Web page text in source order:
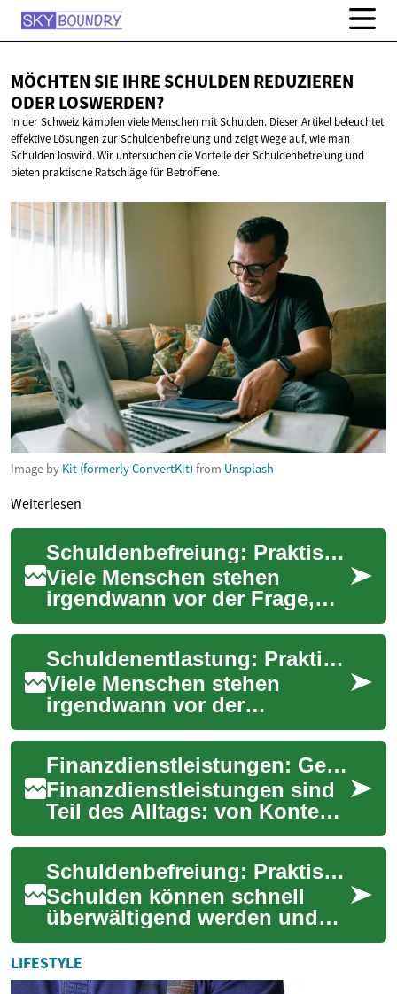
MÖCHTEN SIE IHRE SCHULDEN REDUZIEREN
ODER LOSWERDEN?
In der Schweiz kämpfen viele Menschen mit Schulden. Dieser Artikel beleuchtet
effektive Lösungen zur Schuldenbefreiung und zeigt Wege auf, wie man
Schulden loswird. Wir untersuchen die Vorteile der Schuldenbefreiung und
bieten praktische Ratschläge für Betroffene.
Image by Kit (formerly ConvertKit)from Unsplash
Weiterlesen
Schuldenbefreiung: Praktische Hilfe für Ihre Finanzen
Viele Menschen stehen
irgendwann vor der Frage,
wie sich Schulden nachhaltig
reduzieren oder beseitigen
lassen, ohne ...
Schuldenentlastung: Praktische Wege zu nachhaltiger finanzieller Erleichterung
Viele Menschen stehen
irgendwann vor der
Herausforderung, ihre
Schulden zu reduzieren oder
geordnet abzubauen.
Schuld...
Finanzdienstleistungen: Geld, Kredit und Schulden klar erklärt
Finanzdienstleistungen sind
Teil des Alltags: von Konten
über Kredit bis zu Beratung
bei Schulden. Dieser Text
erklär...
Schuldenbefreiung: Praktische Wege zur finanziellen Entlastung
Schulden können schnell
überwältigend werden und
das tägliche Leben belasten.
Dieser Artikel erklärt
verständlich, wa...
LIFESTYLE